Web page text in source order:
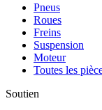
Pneus
Roues
Freins
Suspension
Moteur
Toutes les
Soutien